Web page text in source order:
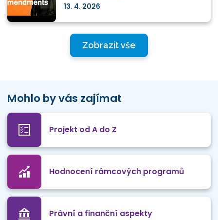
13. 4. 2026
Zobrazit vše
Mohlo by vás zajímat
Projekt od A do Z
Hodnocení rámcových programů
Právní a finanční aspekty